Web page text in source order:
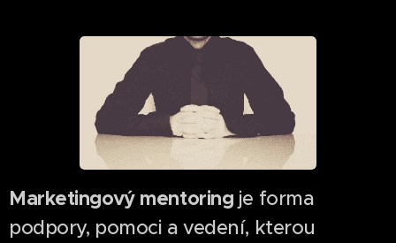
Marketingový mentoring je forma
podpory, pomoci a vedení, kterou